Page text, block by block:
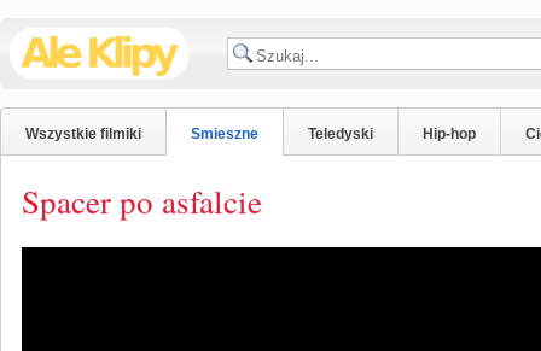
Wszystkie filmiki Smieszne Teledyski Hip-hop
Spacer po asfalcie